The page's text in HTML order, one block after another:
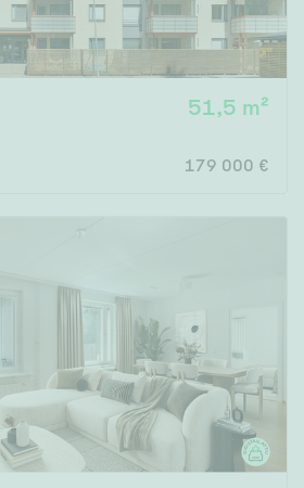
51,5 m²
179 000 €